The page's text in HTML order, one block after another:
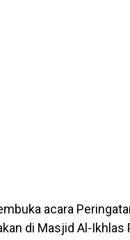
acara
di Masjid Al-Ikhlas